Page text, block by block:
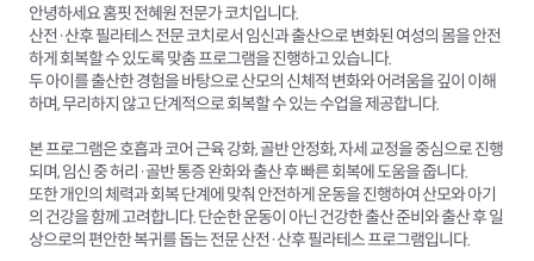
안녕하세요 홈핏 전혜원 전문가 코치입니다.
산전·산후 필라테스 전문 코치로서 임신과 출산으로 변화된 여성의 몸을 안전
하게 회복할 수 있도록 맞춤 프로그램을 진행하고 있습니다.
두 아이를 출산한 경험을 바탕으로 산모의 신체적 변화와 어려움을 깊이 이해
하며, 무리하지 않고 단계적으로 회복할 수 있는 수업을 제공합니다.
본 프로그램은 호흡과 코어 근육 강화, 골반 안정화, 자세 교정을 중심으로 진행
되며, 임신 중 허리·골반 통증 완화와 출산 후 빠른 회복에 도움을 줍니다.
또한 개인의 체력과 회복 단계에 맞춰 안전하게 운동을 진행하여 산모와 아기
의 건강을 함께 고려합니다. 단순한 운동이 아닌 건강한 출산 준비와 출산 후 일
상으로의 편안한 복귀를 돕는 전문 산전·산후 필라테스 프로그램입니다.